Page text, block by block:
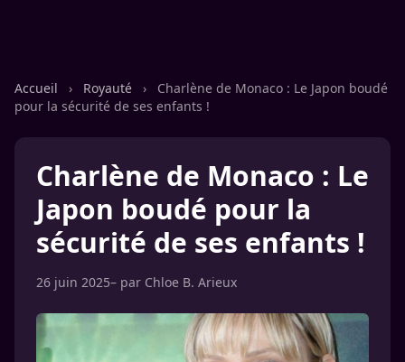
Accueil › Royauté ›
Charlène de Monaco : Le Japon boudé
pour la sécurité de ses enfants !
Charlène de Monaco : Le
Japon boudé pour la
sécurité de ses enfants !
26 juin 2025– par Chloe B. Arieux